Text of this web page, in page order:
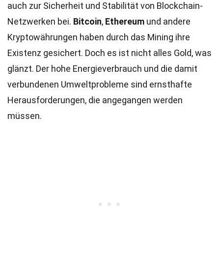
auch zur Sicherheit und Stabilität von Blockchain-
Netzwerken bei. Bitcoin, Ethereum und andere
Kryptowährungen haben durch das Mining ihre
Existenz gesichert. Doch es ist nicht alles Gold, was
glänzt. Der hohe Energieverbrauch und die damit
verbundenen Umweltprobleme sind ernsthafte
Herausforderungen, die angegangen werden
müssen.